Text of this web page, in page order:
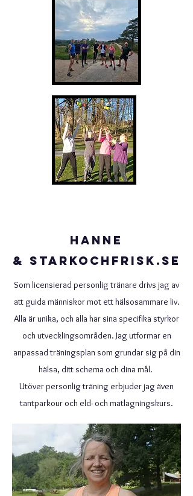
Hanne
& starkochfrisk.se
Som licensierad personlig tränare drivs jag av
att guida människor mot ett hälsosammare liv.
Alla är unika, och alla har sina specifika styrkor
och utvecklingsområden. Jag utformar en
anpassad träningsplan som grundar sig på din
hälsa, ditt schema och dina mål.
Utöver personlig träning erbjuder jag även
tantparkour och eld- och matlagningskurs.